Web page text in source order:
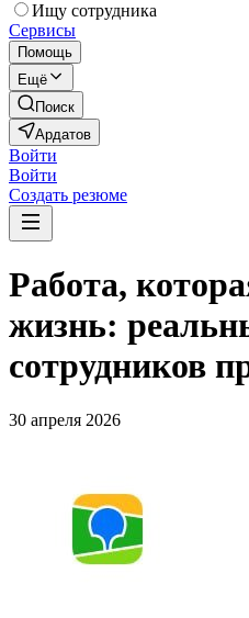
Ищу сотрудника
Сервисы
Помощь
Ещё
Поиск
Ардатов
Войти
Войти
Создать резюме
Работа,
жизнь:
сотрудников
30 апреля 2026